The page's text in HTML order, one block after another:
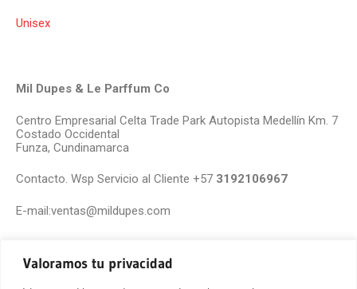
Valoramos tu privacidad
Unisex
Mil Dupes & Le Parffum Co
Centro Empresarial Celta Trade Park Autopista Medellín Km. 7
Costado Occidental
Funza, Cundinamarca
Contacto. Wsp Servicio al Cliente +57 3192106967
E-mail:ventas@mildupes.com